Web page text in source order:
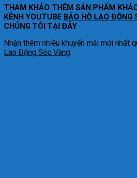
THAM KHẢO THÊM SẢN PHẨM
KÊNH YOUTUBE BẢO HỘ LAO ĐỘNG
CHÚNG TÔI TẠI ĐÂY
Nhận thêm nhiều khuyến mãi mới nhất
Lao Động Sóc Vàng